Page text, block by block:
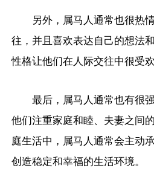
另外，属马人通常也很热
往，并且喜欢表达自己的想法
性格让他们在人际交往中很受欢
最后，属马人通常也有很
他们注重家庭和睦、夫妻之间
庭生活中，属马人通常会主动
创造稳定和幸福的生活环境。